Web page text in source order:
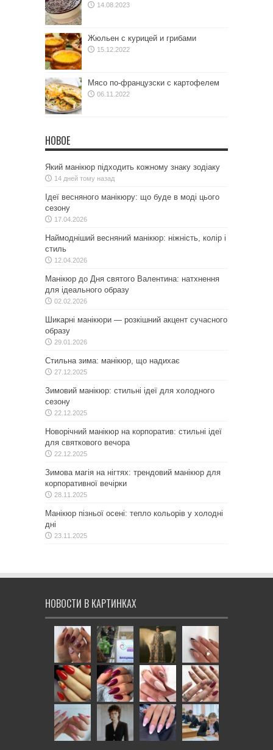
14.08.2023
Жюльен с курицей и грибами
15.12.2022
Мясо по-французски с картофелем
06.11.2022
НОВОЕ
Який манікюр підходить кожному знаку зодіаку
14 дней тому назад
Ідеї весняного манікюру: що буде в моді цього
сезону
17.04.2026
Наймодніший весняний манікюр: ніжність, колір і
стиль
12.04.2026
Манікюр до Дня святого Валентина: натхнення
для ідеального образу
02.02.2026
Шикарні манікюри — розкішний акцент сучасного
образу
29.01.2026
Стильна зима: манікюр, що надихає
27.12.2025
Зимовий манікюр: стильні ідеї для холодного
сезону
22.12.2025
Новорічний манікюр на корпоратив: стильні ідеї
для святкового вечора
22.12.2025
Зимова магія на нігтях: трендовий манікюр для
корпоративної вечірки
28.11.2025
Манікюр пізньої осені: тепло кольорів у холодні
дні
23.11.2025
НОВОСТИ В КАРТИНКАХ